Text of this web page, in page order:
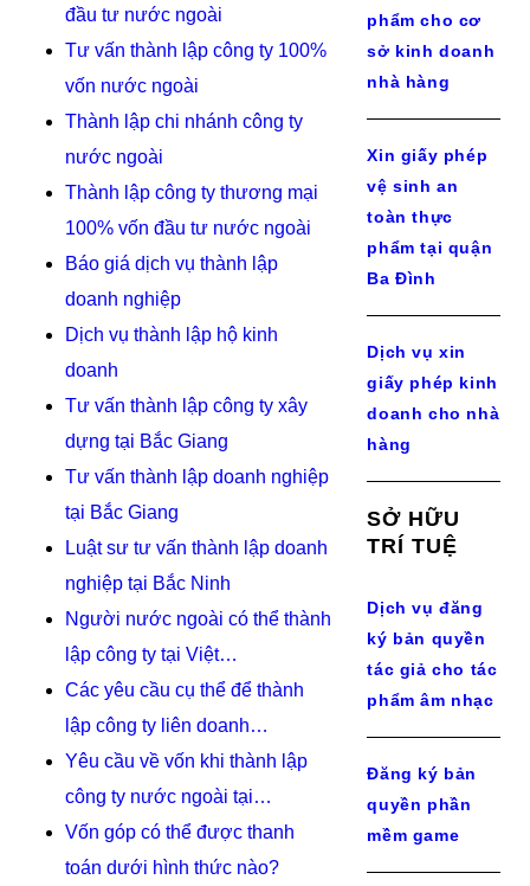
đầu tư nước ngoài
Tư vấn thành lập công ty 100%
vốn nước ngoài
Thành lập chi nhánh công ty
nước ngoài
Thành lập công ty thương mại
100% vốn đầu tư nước ngoài
Báo giá dịch vụ thành lập
doanh nghiệp
Dịch vụ thành lập hộ kinh
doanh
Tư vấn thành lập công ty xây
dựng tại Bắc Giang
Tư vấn thành lập doanh nghiệp
tại Bắc Giang
Luật sư tư vấn thành lập doanh
nghiệp tại Bắc Ninh
Người nước ngoài có thể thành
lập công ty tại Việt…
Các yêu cầu cụ thể để thành
lập công ty liên doanh…
Yêu cầu về vốn khi thành lập
công ty nước ngoài tại…
Vốn góp có thể được thanh
toán dưới hình thức nào?
phẩm cho cơ
sở kinh doanh
nhà hàng
Xin giấy phép
vệ sinh an
toàn thực
phẩm tại quận
Ba Đình
Dịch vụ xin
giấy phép kinh
doanh cho nhà
hàng
SỞ HỮU
TRÍ TUỆ
Dịch vụ đăng
ký bản quyền
tác giả cho tác
phẩm âm nhạc
Đăng ký bản
quyền phần
mềm game